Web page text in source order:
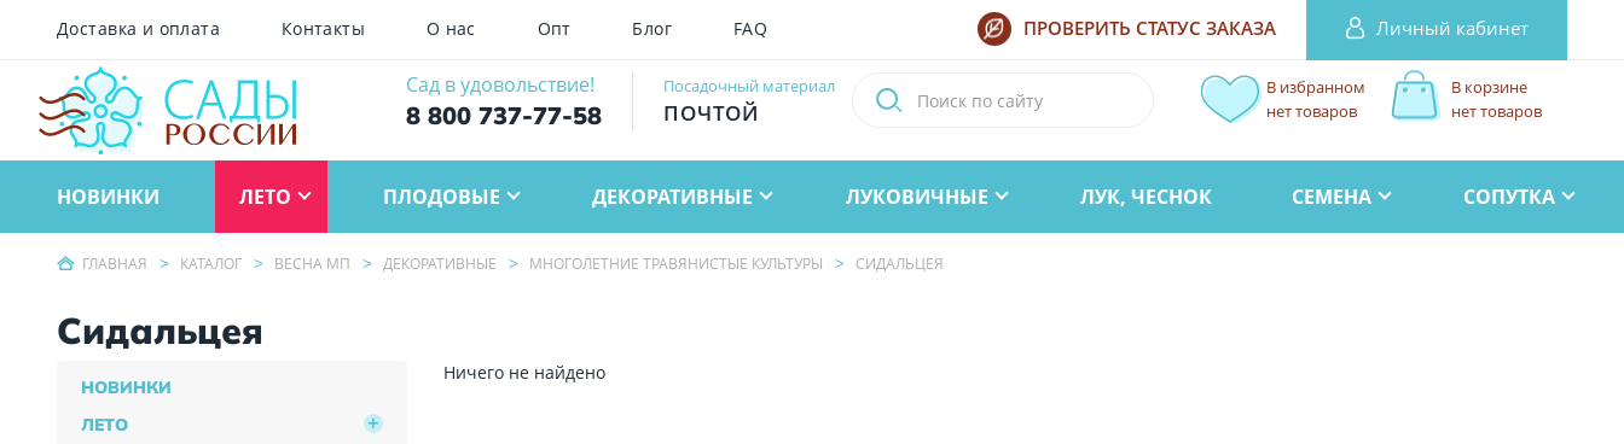
Доставка и оплата Контакты О нас Опт Блог FAQ ПРОВЕРИТЬ СТАТУС ЗАКАЗА Личный кабинет
Сад в удовольствие!
8 800 737-77-58
Посадочный материал
ПОЧТОЙ
В корзине
нет товаров
В избранном
нет товаров
НОВИНКИ ЛЕТО ПЛОДОВЫЕ ДЕКОРАТИВНЫЕ ЛУКОВИЧНЫЕ ЛУК, ЧЕСНОК СЕМЕНА СОПУТКА
ГЛАВНАЯ КАТАЛОГ ВЕСНА МП ДЕКОРАТИВНЫЕ МНОГОЛЕТНИЕ ТРАВЯНИСТЫЕ КУЛЬТУРЫ СИДАЛЬЦЕЯ
Сидальцея
НОВИНКИ
ЛЕТО
Ничего не найдено